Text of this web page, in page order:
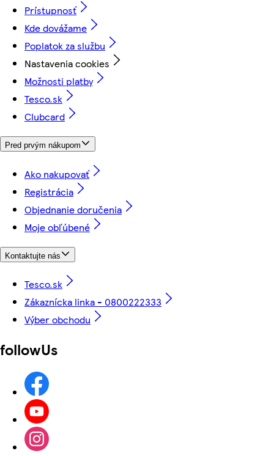
Prístupnosť
Kde dovážame
Poplatok za službu
Nastavenia cookies
Možnosti platby
Tesco.sk
Clubcard
Pred prvým nákupom
Ako nakupovať
Registrácia
Objednanie doručenia
Moje obľúbené
Kontaktujte nás
Tesco.sk
Zákaznícka linka - 0800222333
Výber obchodu
followUs